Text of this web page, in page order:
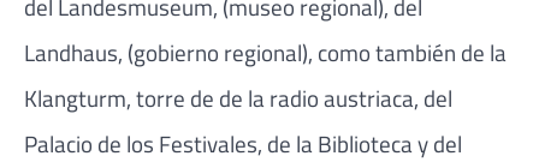
Landhaus, (gobierno regional), como también de la
Klangturm, torre de de la radio austriaca, del
Palacio de los Festivales, de la Biblioteca y del